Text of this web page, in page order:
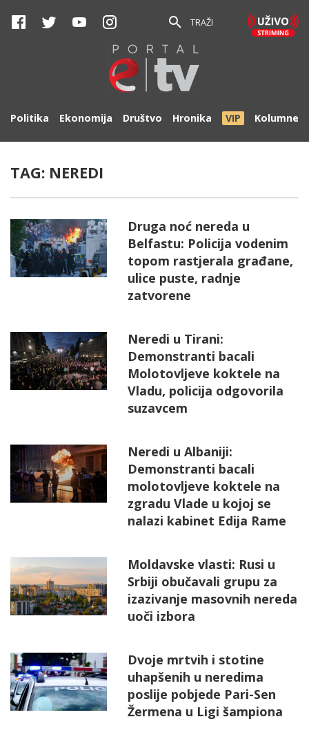
TRAŽI
Politika Ekonomija Društvo Hronika VIP Kolumne
TAG: NEREDI
Druga noć nereda u
Belfastu: Policija vodenim
topom rastjerala građane,
ulice puste, radnje
zatvorene
Neredi u Tirani:
Demonstranti bacali
Molotovljeve koktele na
Vladu, policija odgovorila
suzavcem
Neredi u Albaniji:
Demonstranti bacali
molotovljeve koktele na
zgradu Vlade u kojoj se
nalazi kabinet Edija Rame
Moldavske vlasti: Rusi u
Srbiji obučavali grupu za
izazivanje masovnih nereda
uoči izbora
Dvoje mrtvih i stotine
uhapšenih u neredima
poslije pobjede Pari-Sen
Žermena u Ligi šampiona